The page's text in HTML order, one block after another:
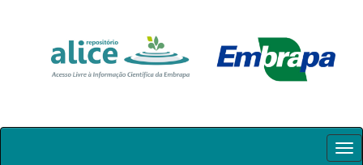
Skip